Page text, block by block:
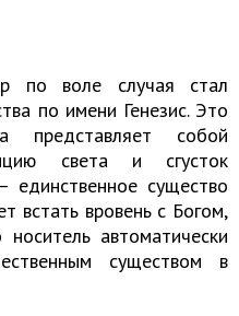
по воле случая стал
по имени Генезис. Это
собой
света и сгусток
единственное существо
встать вровень с Богом,
автоматически
существом в